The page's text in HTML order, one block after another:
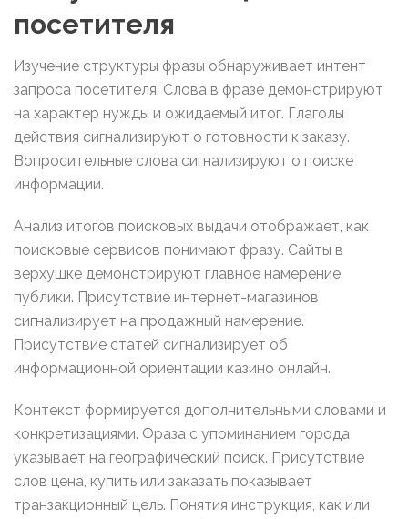
посетителя
Изучение структуры фразы обнаруживает интент
запроса посетителя. Слова в фразе демонстрируют
на характер нужды и ожидаемый итог. Глаголы
действия сигнализируют о готовности к заказу.
Вопросительные слова сигнализируют о поиске
информации.
Анализ итогов поисковых выдачи отображает, как
поисковые сервисов понимают фразу. Сайты в
верхушке демонстрируют главное намерение
публики. Присутствие интернет-магазинов
сигнализирует на продажный намерение.
Присутствие статей сигнализирует об
информационной ориентации казино онлайн.
Контекст формируется дополнительными словами и
конкретизациями. Фраза с упоминанием города
указывает на географический поиск. Присутствие
слов цена, купить или заказать показывает
транзакционный цель. Понятия инструкция, как или